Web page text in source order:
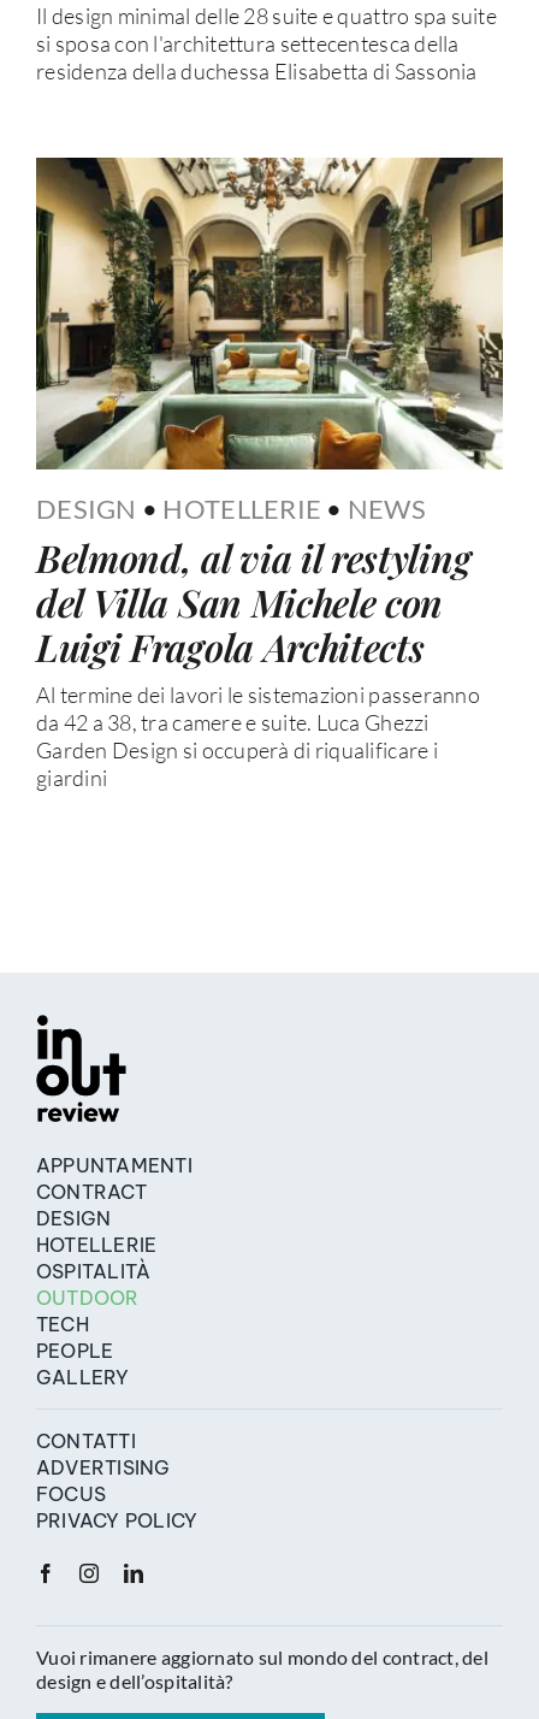
Il design minimal delle 28 suite e quattro spa suite
si sposa con l'architettura settecentesca della
residenza della duchessa Elisabetta di Sassonia
DESIGN • HOTELLERIE • NEWS
Belmond, al via il restyling
del Villa San Michele con
Luigi Fragola Architects
Al termine dei lavori le sistemazioni passeranno
da 42 a 38, tra camere e suite. Luca Ghezzi
Garden Design si occuperà di riqualificare i
giardini
APPUNTAMENTI
CONTRACT
DESIGN
HOTELLERIE
OSPITALITÀ
OUTDOOR
TECH
PEOPLE
GALLERY
CONTATTI
ADVERTISING
FOCUS
PRIVACY POLICY
Vuoi rimanere aggiornato sul mondo del contract, del
design e dell’ospitalità?